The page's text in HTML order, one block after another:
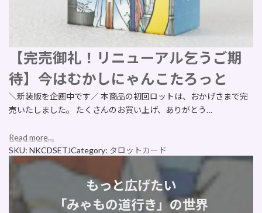
【完売御礼！リニューアル乞うご期
待】今はむかしにゃんこたろっと
＼新装版を企画中です／ 本商品の初回ロットは、おかげさまで完
売いたしました。 たくさんのお買い上げ、ありがとう…
Read more…
SKU: NKCDSETJCategory: タロットカード
もっと広げたい
「みゃもの道行き」の世界